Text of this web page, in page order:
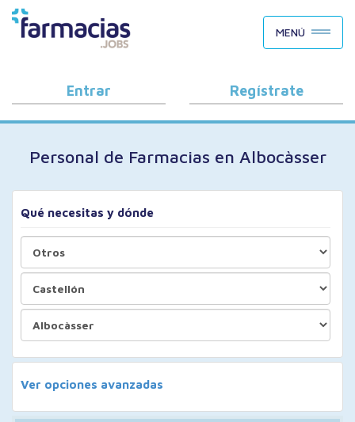
BUSCAR CANDIDATOS
OFERTAS DE EMPLEO
COMO FUNCIONA
PORQUÉ FARMACIAS.JOBS
BLOG
MENÚ
Entrar Regístrate
Personal de Farmacias en Albocàsser
Qué necesitas y dónde
Ver opciones avanzadas